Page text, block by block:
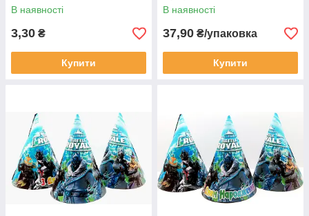
В наявності
3,30 ₴
Купити
В наявності
37,90 ₴/упаковка
Купити